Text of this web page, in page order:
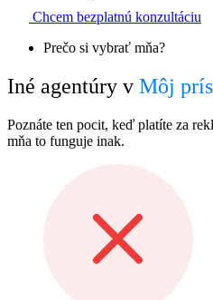
Chcem bezplatnú konzultáciu
Prečo si vybrať mňa?
Iné agentúry v Môj
Poznáte ten pocit, keď platíte za
mňa to funguje inak.